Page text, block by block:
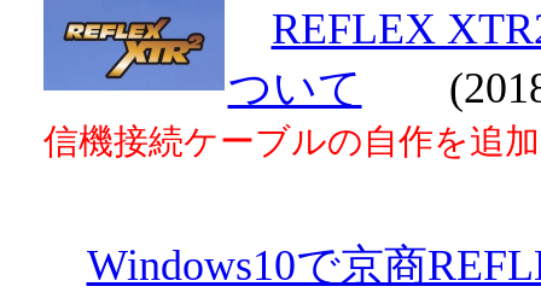
REFLEX
ついて
信機接続ケーブルの自作を追
Windows10で京商